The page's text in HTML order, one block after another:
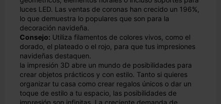
luces LED. Las ventas de coronas han crecido un 196%,
lo que demuestra lo populares que son para la
decoración navideña.
Consejo: Utiliza filamentos de colores vivos, como el
dorado, el plateado o el rojo, para que tus impresiones
navideñas destaquen.
la impresión 3D abre un mundo de posibilidades para
crear objetos prácticos y con estilo. Tanto si quieres
organizar tu casa como crear regalos únicos o dar un
toque de estilo a tu espacio, las posibilidades de
impresión son infinitas. La creciente demanda de